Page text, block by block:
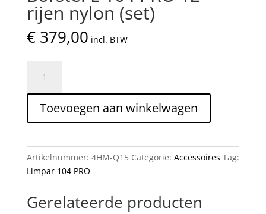
rijen nylon (set)
€379,00 incl. BTW
104
PRO
12
nylon
(set)
aantal
Toevoegen aan winkelwagen
Artikelnummer: 4HM-Q15 Categorie: Accessoires Tag:
Limpar 104 PRO
Gerelateerde producten